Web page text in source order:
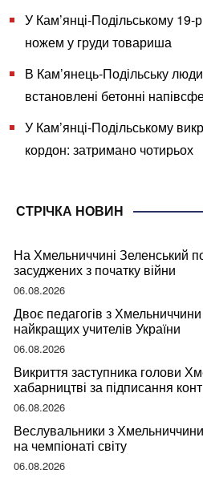
У Кам’янці-Подільському
ножем у груди товариша
В Кам’янець-Подільську
встановлені бетонні
У Кам’янці-Подільському
кордон: затримано чотирьох
СТРІЧКА НОВИН
На Хмельниччині Зеленський
засуджених з початку війни
06.08.2026
Двоє педагогів з
найкращих учителів України
06.08.2026
Викриття заступника голови
хабарництві за підписання
06.08.2026
Веслувальники з
на чемпіонаті світу
06.08.2026